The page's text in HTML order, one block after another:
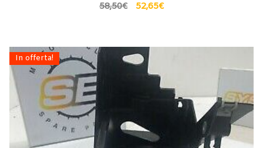
58,50€ 52,65€
In offerta!